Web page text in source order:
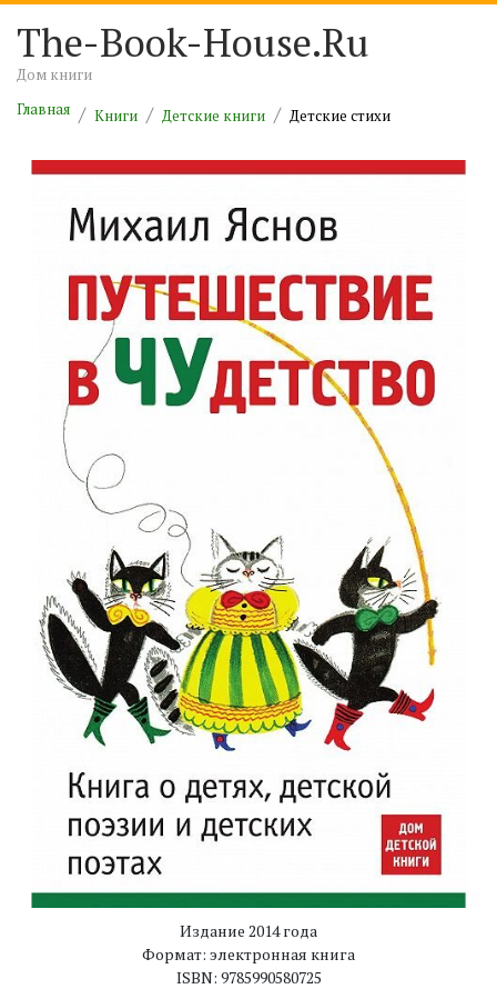
The-Book-House.Ru
Дом книги
Главная
Книги Детские книги Детские стихи
Издание 2014 года
Формат: электронная книга
ISBN: 9785990580725